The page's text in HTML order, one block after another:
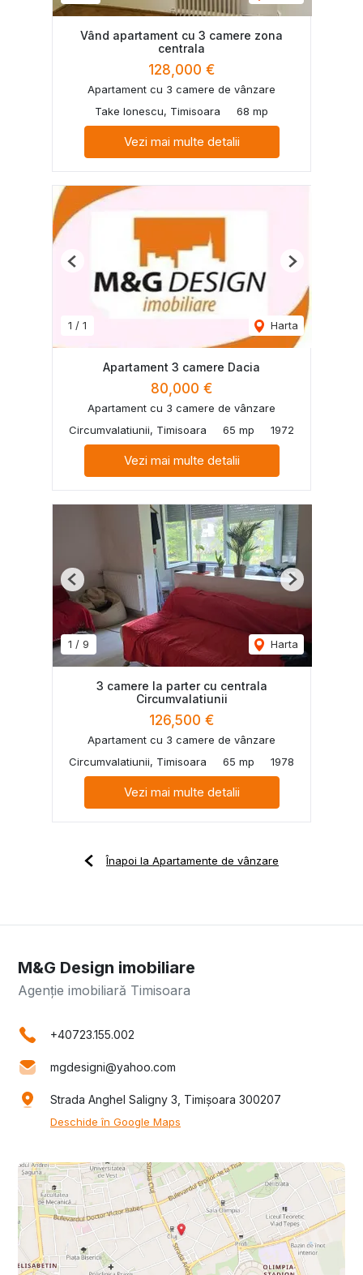
Vând apartament cu 3 camere zona
centrala
128,000 €
Apartament cu 3 camere de vânzare
Take Ionescu, Timisoara
68 mp
Vezi mai multe detalii
1 / 1 Harta
Previous Next
Apartament 3 camere Dacia
80,000 €
Apartament cu 3 camere de vânzare
Circumvalatiunii, Timisoara
65 mp 1972
Vezi mai multe detalii
1 / 9 Harta
Previous Next
3 camere la parter cu centrala
Circumvalatiunii
126,500 €
Apartament cu 3 camere de vânzare
Circumvalatiunii, Timisoara
65 mp 1978
Vezi mai multe detalii
Înapoi la Apartamente de vânzare
M&G Design imobiliare
Agenție imobiliară Timisoara
+40723.155.002
mgdesigni@yahoo.com
Strada Anghel Saligny 3, Timișoara 300207
Deschide în Google Maps